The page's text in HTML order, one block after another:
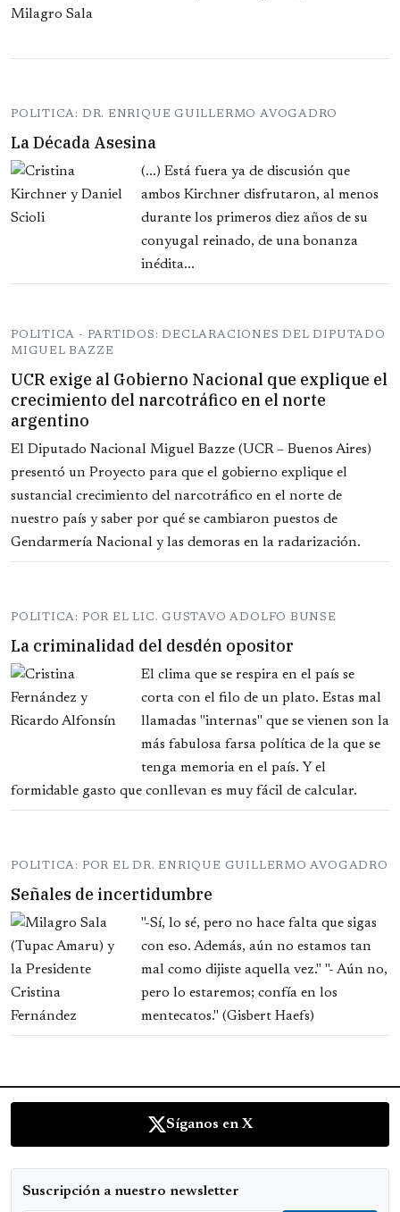
POLITICA: DR. ENRIQUE GUILLERMO AVOGADRO
La Década Asesina
(...) Está fuera ya de discusión que
ambos Kirchner disfrutaron, al menos
durante los primeros diez años de su
conyugal reinado, de una bonanza
inédita...
POLITICA - PARTIDOS: DECLARACIONES DEL DIPUTADO
MIGUEL BAZZE
UCR exige al Gobierno Nacional que explique el
crecimiento del narcotráfico en el norte
argentino
El Diputado Nacional Miguel Bazze (UCR – Buenos Aires)
presentó un Proyecto para que el gobierno explique el
sustancial crecimiento del narcotráfico en el norte de
nuestro país y saber por qué se cambiaron puestos de
Gendarmería Nacional y las demoras en la radarización.
POLITICA: POR EL LIC. GUSTAVO ADOLFO BUNSE
La criminalidad del desdén opositor
El clima que se respira en el país se
corta con el filo de un plato. Estas mal
llamadas "internas" que se vienen son la
más fabulosa farsa política de la que se
tenga memoria en el país. Y el
formidable gasto que conllevan es muy fácil de calcular.
POLITICA: POR EL DR. ENRIQUE GUILLERMO AVOGADRO
Señales de incertidumbre
"-Sí, lo sé, pero no hace falta que sigas
con eso. Además, aún no estamos tan
mal como dijiste aquella vez." "- Aún no,
pero lo estaremos; confía en los
mentecatos." (Gisbert Haefs)
Síganos en X
Suscripción a nuestro newsletter